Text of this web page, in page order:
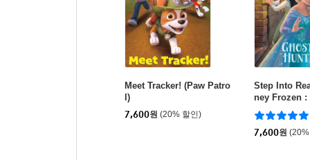
Meet Tracker! (Paw Patro
l)
7,600원 (20% 할인)
Step Into
ney Frozen
7,600원